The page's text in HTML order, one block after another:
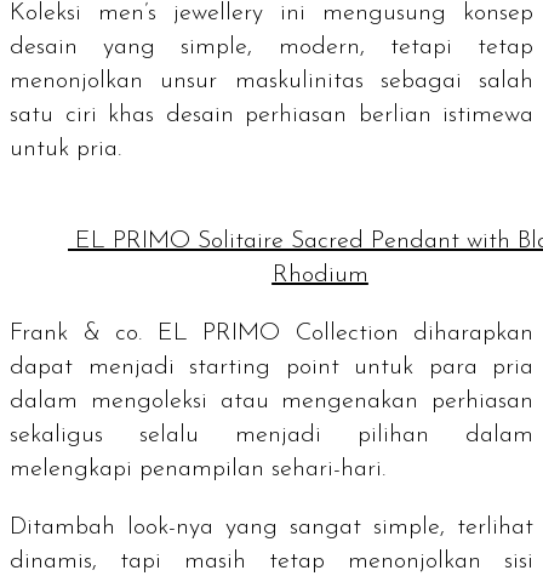
Koleksi men’s jewellery ini mengusung konsep
desain yang simple, modern, tetapi tetap
menonjolkan unsur maskulinitas sebagai salah
satu ciri khas desain perhiasan berlian istimewa
untuk pria.
EL PRIMO Solitaire Sacred Pendant with
Rhodium
Frank & co. EL PRIMO Collection diharapkan
dapat menjadi starting point untuk para pria
dalam mengoleksi atau mengenakan perhiasan
sekaligus selalu menjadi pilihan dalam
melengkapi penampilan sehari-hari.
Ditambah look-nya yang sangat simple, terlihat
dinamis, tapi masih tetap menonjolkan sisi